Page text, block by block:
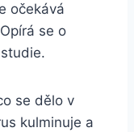
očekává
se o
se dělo v
kulminuje a